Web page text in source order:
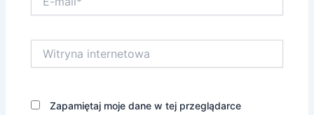
mail*
internetowa
Zapamiętaj moje dane w tej przeglądarce